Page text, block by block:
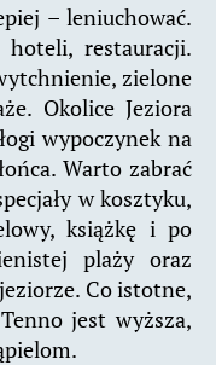
– leniuchować.
restauracji.
zielone
Okolice Jeziora
wypoczynek na
Warto zabrać
w kosztyku,
książkę i po
plaży oraz
Co istotne,
jest wyższa,